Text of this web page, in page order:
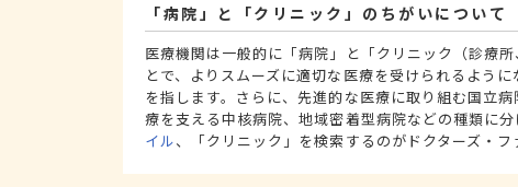
「病院」と「クリニック」のちがいについて
医療機関は一般的に「病院」と「クリニック（診療
とで、よりスムーズに適切な医療を受けられるよう
を指します。さらに、先進的な医療に取り組む国立
療を支える中核病院、地域密着型病院などの種類に分
イル、「クリニック」を検索するのがドクターズ・フ